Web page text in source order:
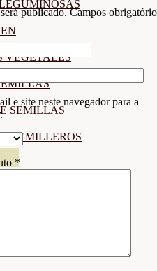
VEGETALES
SEMILLAS
SEMILLEROS
publicado. Campos
e site neste navegador para a
*